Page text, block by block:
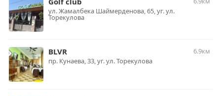
ул. Жамалбека Шаймерденова, 65, уг. ул.
Торекулова
BLVR
6.9км
пр. Кунаева, 33, уг. ул. Торекулова